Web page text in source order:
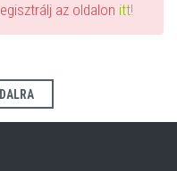
az oldalon itt!